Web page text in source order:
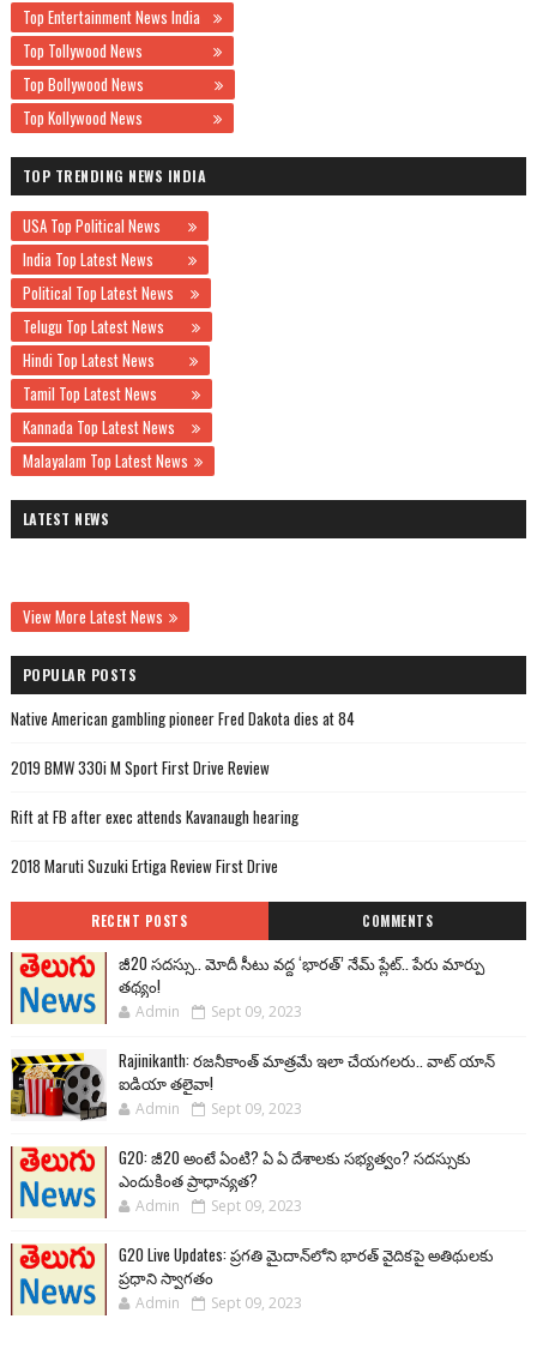
Top Entertainment News India
Top Tollywood News
Top Bollywood News
Top Kollywood News
TOP TRENDING NEWS INDIA
USA Top Political News
India Top Latest News
Political Top Latest News
Telugu Top Latest News
Hindi Top Latest News
Tamil Top Latest News
Kannada Top Latest News
Malayalam Top Latest News
LATEST NEWS
View More Latest News
POPULAR POSTS
Native American gambling pioneer Fred Dakota dies at 84
2019 BMW 330i M Sport First Drive Review
Rift at FB after exec attends Kavanaugh hearing
2018 Maruti Suzuki Ertiga Review First Drive
RECENT POSTS COMMENTS
జీ20 సదస్సు.. మోదీ సీటు వద్ద ‘భారత్’ నేమ్ ప్లేట్‌.. పేరు మార్పు
తథ్యం!
Admin Sept 09, 2023
Rajinikanth: రజనీకాంత్ మాత్రమే ఇలా చేయగలరు.. వాట్ యాన్
ఐడియా తలైవా!
Admin Sept 09, 2023
G20: జీ20 అంటే ఏంటి? ఏ ఏ దేశాలకు సభ్యత్వం? సదస్సుకు
ఎందుకింత ప్రాధాన్యత?
Admin Sept 09, 2023
G20 Live Updates: ప్రగతి మైదాన్‌లోని భారత్ వైదికపై అతిథులకు
ప్రధాని స్వాగతం
Admin Sept 09, 2023